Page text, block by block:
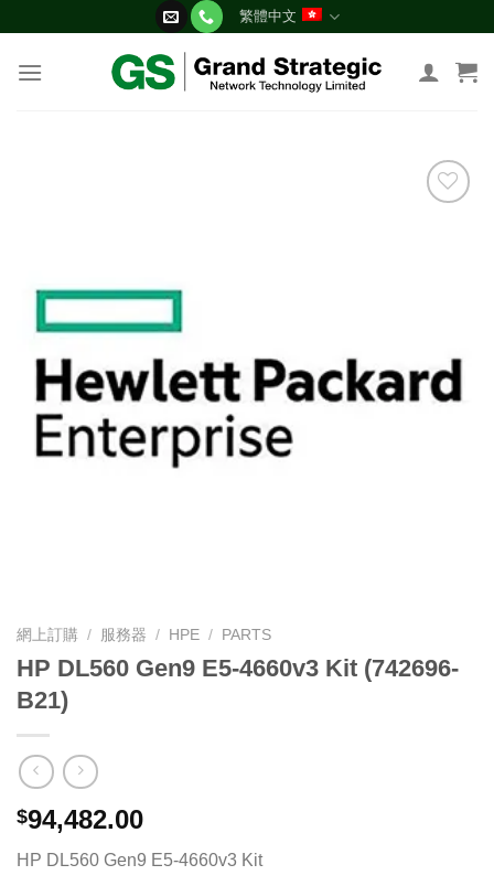
content
繁體中文
網上訂購 / 服務器 / HPE / PARTS
HP DL560 Gen9 E5-4660v3 Kit (742696-
B21)
$94,482.00
HP DL560 Gen9 E5-4660v3 Kit